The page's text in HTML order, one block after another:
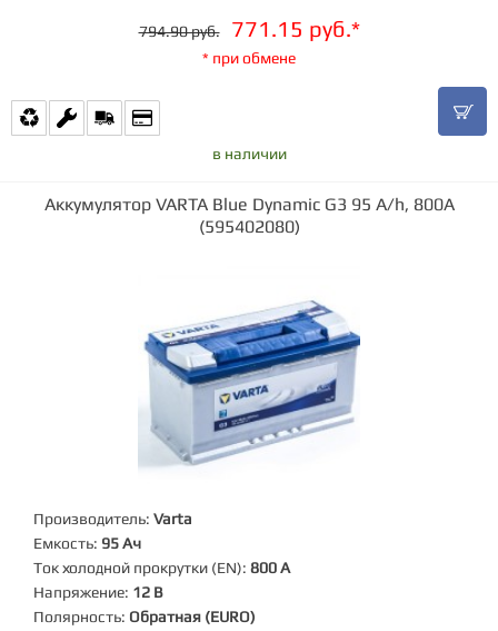
794.90 руб. 771.15 руб.*
* при обмене
в наличии
Аккумулятор VARTA Blue Dynamic G3 95 А/h, 800А
(595402080)
Производитель: Varta
Емкость: 95 Ач
Ток холодной прокрутки (EN): 800 А
Напряжение: 12 В
Полярность: Обратная (EURO)